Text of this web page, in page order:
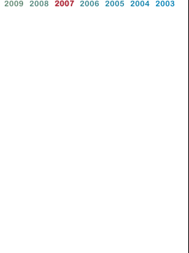
2009 2008 2007 2006 2005 2004 2003